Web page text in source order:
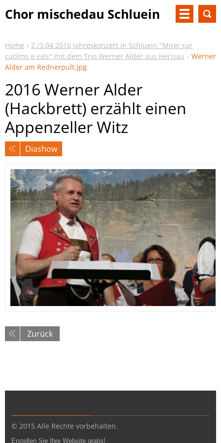
Chor mischedau Schluein
Home
2./3.04.2016 Jahreskonzert in Schluein "Mirei sur
cuolms e vals" mit dem Trio Werner Alder aus Herisau
Werner
Alder am Rednerpult.jpg
2016 Werner Alder
(Hackbrett) erzählt einen
Appenzeller Witz
Diashow
Zurück
© 2015 Alle Rechte vorbehalten.
Erstellen Sie Ihre Website gratis!